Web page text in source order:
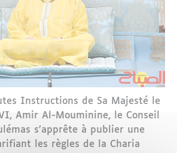
Instructions de Sa Majesté le
Amir Al-Mouminine, le Conseil
s’apprête à publier une
les règles de la Charia